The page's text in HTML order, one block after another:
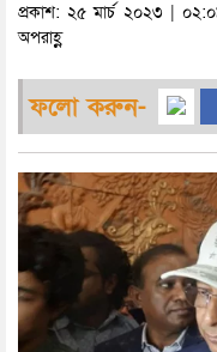
প্রকাশ: ২৫ মার্চ ২০২৩ |
অপরাহ্ণ
ফলো করুন-